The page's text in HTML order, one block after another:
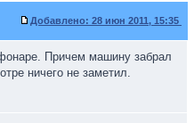
Добавлено: 28 июн 2011, 15:35
Причем машину забрал
ничего не заметил.